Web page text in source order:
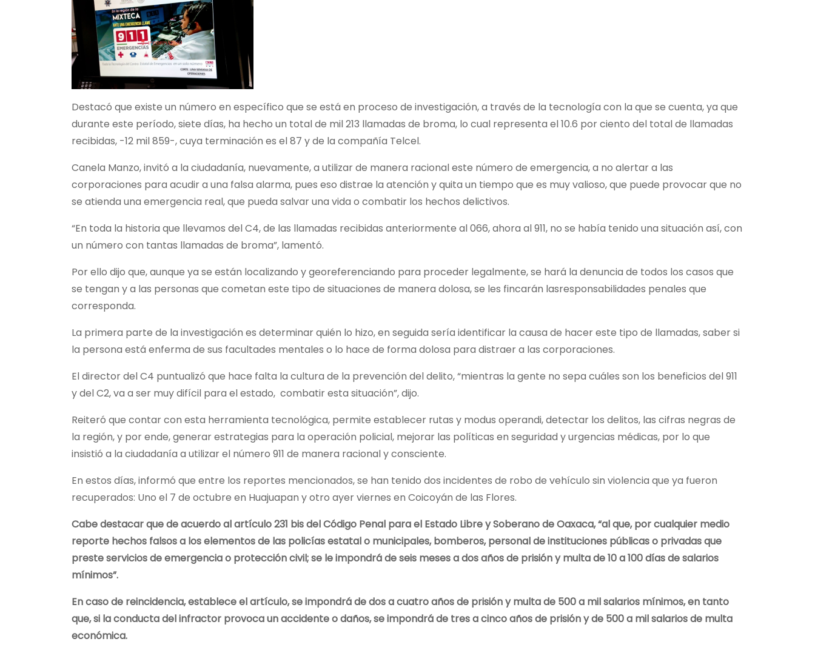
Destacó que existe un número en específico que se está en proceso de investigación, a través de la tecnología con la que se cuenta, ya que
durante este período, siete días, ha hecho un total de mil 213 llamadas de broma, lo cual representa el 10.6 por ciento del total de llamadas
recibidas, -12 mil 859-, cuya terminación es el 87 y de la compañía Telcel.
Canela Manzo, invitó a la ciudadanía, nuevamente, a utilizar de manera racional este número de emergencia, a no alertar a las
corporaciones para acudir a una falsa alarma, pues eso distrae la atención y quita un tiempo que es muy valioso, que puede provocar que no
se atienda una emergencia real, que pueda salvar una vida o combatir los hechos delictivos.
“En toda la historia que llevamos del C4, de las llamadas recibidas anteriormente al 066, ahora al 911, no se había tenido una situación así, con
un número con tantas llamadas de broma”, lamentó.
Por ello dijo que, aunque ya se están localizando y georeferenciando para proceder legalmente, se hará la denuncia de todos los casos que
se tengan y a las personas que cometan este tipo de situaciones de manera dolosa, se les fincarán lasresponsabilidades penales que
corresponda.
La primera parte de la investigación es determinar quién lo hizo, en seguida sería identificar la causa de hacer este tipo de llamadas, saber si
la persona está enferma de sus facultades mentales o lo hace de forma dolosa para distraer a las corporaciones.
El director del C4 puntualizó que hace falta la cultura de la prevención del delito, “mientras la gente no sepa cuáles son los beneficios del 911
y del C2, va a ser muy difícil para el estado, combatir esta situación”, dijo.
Reiteró que contar con esta herramienta tecnológica, permite establecer rutas y modus operandi, detectar los delitos, las cifras negras de
la región, y por ende, generar estrategias para la operación policial, mejorar las políticas en seguridad y urgencias médicas, por lo que
insistió a la ciudadanía a utilizar el número 911 de manera racional y consciente.
En estos días, informó que entre los reportes mencionados, se han tenido dos incidentes de robo de vehículo sin violencia que ya fueron
recuperados: Uno el 7 de octubre en Huajuapan y otro ayer viernes en Coicoyán de las Flores.
Cabe destacar que de acuerdo al artículo 231 bis del Código Penal para el Estado Libre y Soberano de Oaxaca, “al que, por cualquier medio
reporte hechos falsos a los elementos de las policías estatal o municipales, bomberos, personal de instituciones públicas o privadas que
preste servicios de emergencia o protección civil; se le impondrá de seis meses a dos años de prisión y multa de 10 a 100 días de salarios
mínimos”.
En caso de reincidencia, establece el artículo, se impondrá de dos a cuatro años de prisión y multa de 500 a mil salarios mínimos, en tanto
que, si la conducta del infractor provoca un accidente o daños, se impondrá de tres a cinco años de prisión y de 500 a mil salarios de multa
económica.